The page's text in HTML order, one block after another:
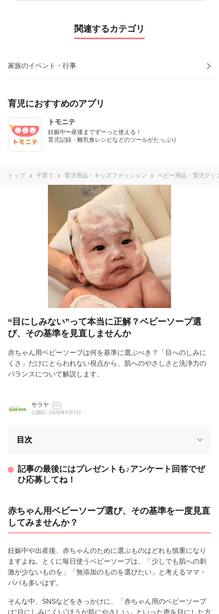
関連するカテゴリ
家族のイベント・行事
育児におすすめのアプリ
トモニテ
妊娠中〜産後までずーっと使える！
育児記録・離乳食レシピなどのツールがたっぷり
トップ 子育て 育児用品・キッズファッション ベビー用品・育児グッ
“目にしみない”って本当に正解？ベビーソープ選
び、その基準を見直しませんか
赤ちゃん用ベビーソープは何を基準に選ぶべき？「目へのしみに
くさ」だけにとらわれない視点から、肌へのやさしさと洗浄力の
バランスについて解説します。
サラヤ PR
公開日: 2026年8月5日
目次
記事の最後にはプレゼントも♪アンケート回答でぜ
ひ応募してね！
赤ちゃん用ベビーソープ選び、その基準を一度見直
してみませんか？
妊娠中や出産後、赤ちゃんのために選ぶものはどれも慎重になり
ますよね。とくに毎日使うベビーソープは、「少しでも肌への刺
激が少ないものを」「無添加のものを選びたい」と考えるママ・
パパも多いはず。
そんな中、SNSなどをきっかけに、「赤ちゃん用のベビーソープ
は“目にしみにくい”ほうが肌にやさしい」といった声を目にした方